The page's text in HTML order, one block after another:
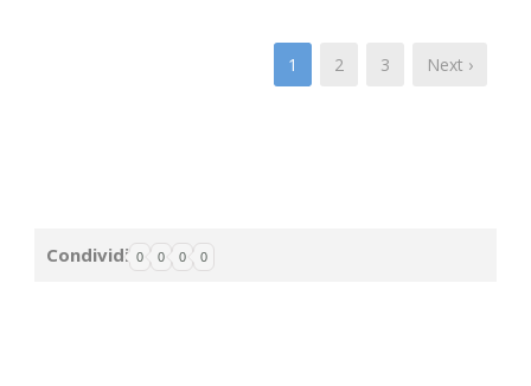
1 2 3 Next ›
Condividi 0 0 0 0